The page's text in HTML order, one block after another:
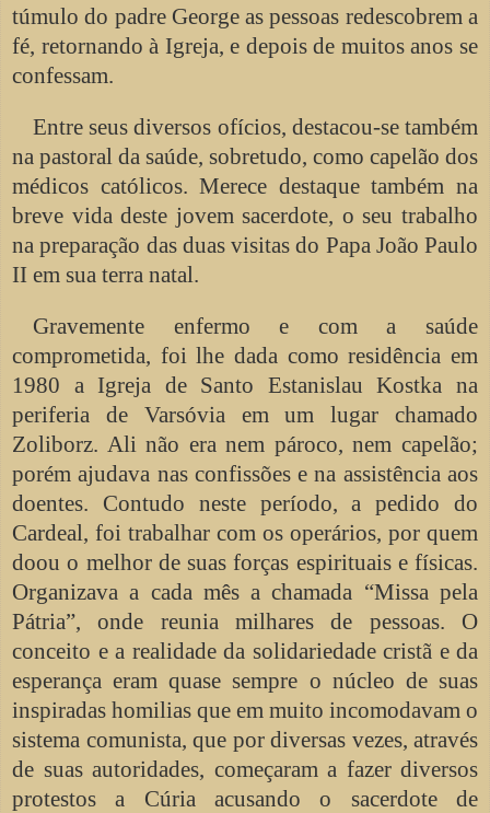
túmulo do padre George as pessoas redescobrem a
fé, retornando à Igreja, e depois de muitos anos se
confessam.
Entre seus diversos ofícios, destacou-se também
na pastoral da saúde, sobretudo, como capelão dos
médicos católicos. Merece destaque também na
breve vida deste jovem sacerdote, o seu trabalho
na preparação das duas visitas do Papa João Paulo
II em sua terra natal.
Gravemente enfermo e com a saúde
comprometida, foi lhe dada como residência em
1980 a Igreja de Santo Estanislau Kostka na
periferia de Varsóvia em um lugar chamado
Zoliborz. Ali não era nem pároco, nem capelão;
porém ajudava nas confissões e na assistência aos
doentes. Contudo neste período, a pedido do
Cardeal, foi trabalhar com os operários, por quem
doou o melhor de suas forças espirituais e físicas.
Organizava a cada mês a chamada “Missa pela
Pátria”, onde reunia milhares de pessoas. O
conceito e a realidade da solidariedade cristã e da
esperança eram quase sempre o núcleo de suas
inspiradas homilias que em muito incomodavam o
sistema comunista, que por diversas vezes, através
de suas autoridades, começaram a fazer diversos
protestos a Cúria acusando o sacerdote de